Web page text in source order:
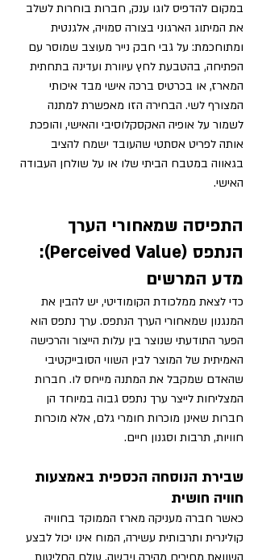
במקום להדפיס לוגו ענק, חברות בוחרות לשלב
את המיתוג הארגוני בצורה סמויה, אלגנטית
ומתוחכמת: על גבי חבק נייר מעוצב שמוסר עם
הפתיחה, בהטבעת לחץ עיוורת ועדינה בתחתית
המארז, או בכרטיס ברכה אישי מבד איכותי
המצורף לשי. הבחירה הזו מאפשרת למתנה
לשמור על אופיה האקסקלוסיבי והאישי, והופכת
אותה לפריט אסתטי שהעובד ישמח להציב
בגאווה במטבח הביתי שלו או על שולחן העבודה
האישי.
התפיסה שמאחורי הערך
הנתפס (Perceived Value):
מדע המרשים
כדי לצאת ממלכודת הקומודיטי, יש להבין את
המנגנון שמאחורי הערך הנתפס. ערך נתפס הוא
הפער התודעתי שנוצר בין עלות הייצור והרכישה
האמיתית של המוצר לבין השווי הסובייקטיבי
שהאדם שמקבל את המתנה מייחס לו. חברות
המצליחות לייצר ערך נתפס גבוה במיוחד הן
חברות שאינן מוכרות חומרי גלם, אלא מוכרות
חוויות, תרבות וסגנון חיים.
שבירת הנוסחה הכספית באמצעות
חוויה חושית
כאשר חברה מעניקה מארז הממוקד בחוויה
קולינרית ותרבותית עשירה, המוח אינו יכול לבצע